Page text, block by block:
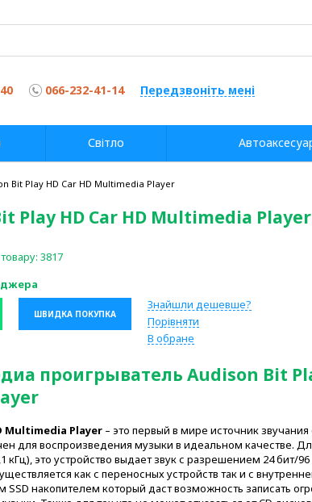
Bit Play HD Car HD Multimedia Player
Play HD Car HD Multimedia Player
3817
ШВИДКА ПОКУПКА
Знайшли дешевше?
Порівняти
В обране
проигрыватель Audison Bit
Multimedia Player – это первый в мире источник
для воспроизведения музыки в идеальном качестве.
кГц), это устройство выдает звук с разрешением 24 бит/96
как с переносных устройств так и с
накопителем который даст возможность записать
066-232-41-14 Передзвоніть мені
Світло